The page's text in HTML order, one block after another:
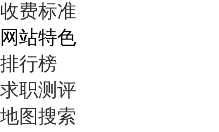
收费标准
网站特色
排行榜
求职测评
地图搜索